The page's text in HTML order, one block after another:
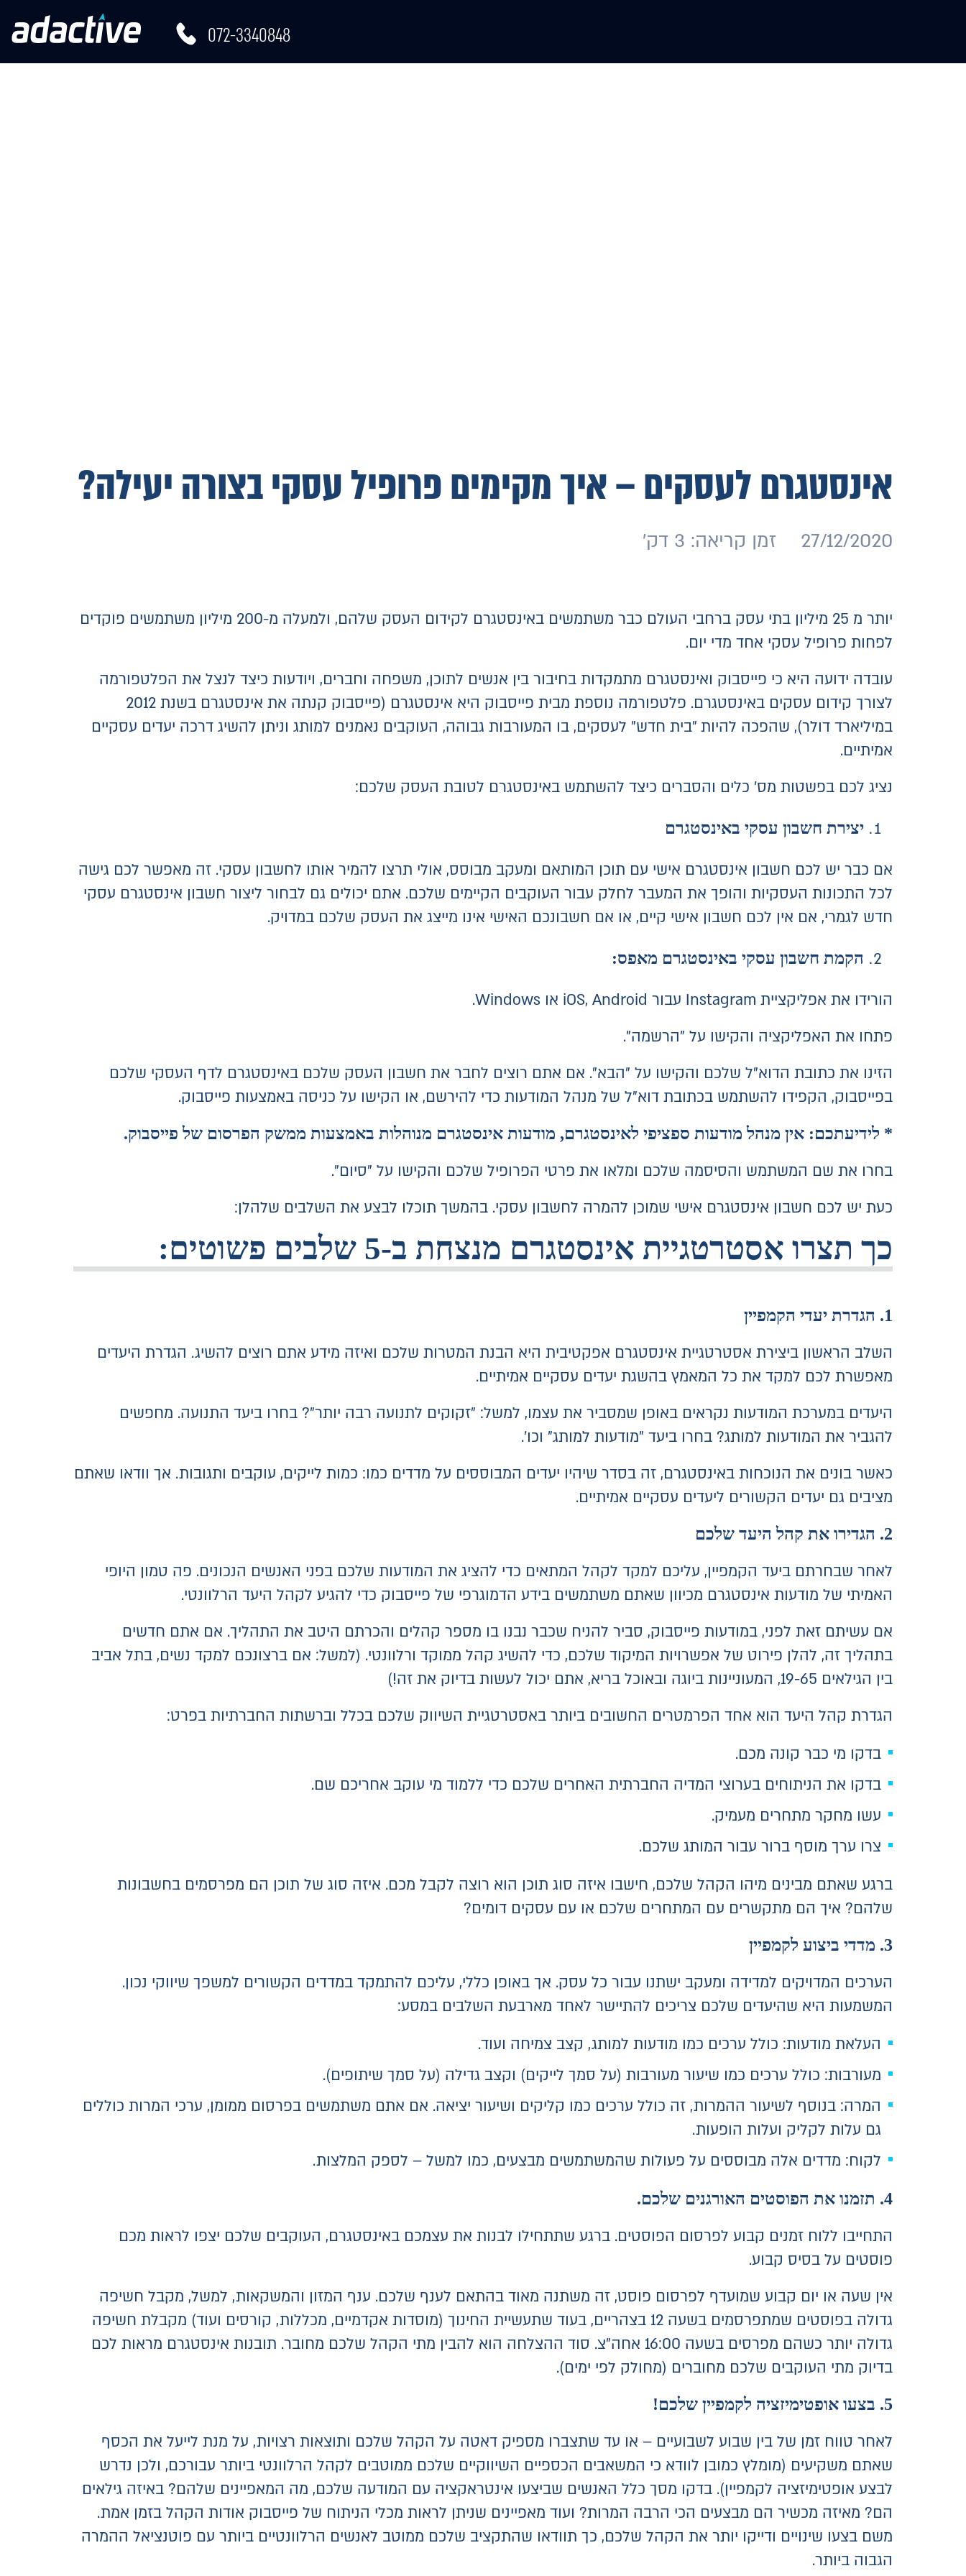
072-3340848
אינסטגרם לעסקים – איך מקימים פרופיל עסקי בצורה יעילה?
27/12/2020 זמן קריאה: 3 דק׳
יותר מ 25 מיליון בתי עסק ברחבי העולם כבר משתמשים באינסטגרם לקידום העסק שלהם, ולמעלה מ-200 מיליון משתמשים פוקדים
לפחות פרופיל עסקי אחד מדי יום.
עובדה ידועה היא כי פייסבוק ואינסטגרם מתמקדות בחיבור בין אנשים לתוכן, משפחה וחברים, ויודעות כיצד לנצל את הפלטפורמה
לצורך קידום עסקים באינסטגרם. פלטפורמה נוספת מבית פייסבוק היא אינסטגרם (פייסבוק קנתה את אינסטגרם בשנת 2012
במיליארד דולר), שהפכה להיות "בית חדש" לעסקים, בו המעורבות גבוהה, העוקבים נאמנים למותג וניתן להשיג דרכה יעדים עסקיים
אמיתיים.
נציג לכם בפשטות מס' כלים והסברים כיצד להשתמש באינסטגרם לטובת העסק שלכם:
יצירת חשבון עסקי באינסטגרם
אם כבר יש לכם חשבון אינסטגרם אישי עם תוכן המותאם ומעקב מבוסס, אולי תרצו להמיר אותו לחשבון עסקי. זה מאפשר לכם גישה
לכל התכונות העסקיות והופך את המעבר לחלק עבור העוקבים הקיימים שלכם. אתם יכולים גם לבחור ליצור חשבון אינסטגרם עסקי
חדש לגמרי, אם אין לכם חשבון אישי קיים, או אם חשבונכם האישי אינו מייצג את העסק שלכם במדויק.
הקמת חשבון עסקי באינסטגרם מאפס:
הורידו את אפליקציית Instagram עבור iOS, Android או Windows.
פתחו את האפליקציה והקישו על "הרשמה".
הזינו את כתובת הדוא"ל שלכם והקישו על "הבא". אם אתם רוצים לחבר את חשבון העסק שלכם באינסטגרם לדף העסקי שלכם
בפייסבוק, הקפידו להשתמש בכתובת דוא"ל של מנהל המודעות כדי להירשם, או הקישו על כניסה באמצעות פייסבוק.
* לידיעתכם: אין מנהל מודעות ספציפי לאינסטגרם, מודעות אינסטגרם מנוהלות באמצעות ממשק הפרסום של פייסבוק.
בחרו את שם המשתמש והסיסמה שלכם ומלאו את פרטי הפרופיל שלכם והקישו על "סיום".
כעת יש לכם חשבון אינסטגרם אישי שמוכן להמרה לחשבון עסקי. בהמשך תוכלו לבצע את השלבים שלהלן:
כך תצרו אסטרטגיית אינסטגרם מנצחת ב-5 שלבים פשוטים:
1. הגדרת יעדי הקמפיין
השלב הראשון ביצירת אסטרטגיית אינסטגרם אפקטיבית היא הבנת המטרות שלכם ואיזה מידע אתם רוצים להשיג. הגדרת היעדים
מאפשרת לכם למקד את כל המאמץ בהשגת יעדים עסקיים אמיתיים.
היעדים במערכת המודעות נקראים באופן שמסביר את עצמו, למשל: "זקוקים לתנועה רבה יותר"? בחרו ביעד התנועה. מחפשים
להגביר את המודעות למותג? בחרו ביעד "מודעות למותג" וכו'.
כאשר בונים את הנוכחות באינסטגרם, זה בסדר שיהיו יעדים המבוססים על מדדים כמו: כמות לייקים, עוקבים ותגובות. אך וודאו שאתם
מציבים גם יעדים הקשורים ליעדים עסקיים אמיתיים.
2. הגדירו את קהל היעד שלכם
לאחר שבחרתם ביעד הקמפיין, עליכם למקד לקהל המתאים כדי להציג את המודעות שלכם בפני האנשים הנכונים. פה טמון היופי
האמיתי של מודעות אינסטגרם מכיוון שאתם משתמשים בידע הדמוגרפי של פייסבוק כדי להגיע לקהל היעד הרלוונטי.
אם עשיתם זאת לפני, במודעות פייסבוק, סביר להניח שכבר נבנו בו מספר קהלים והכרתם היטב את התהליך. אם אתם חדשים
בתהליך זה, להלן פירוט של אפשרויות המיקוד שלכם, כדי להשיג קהל ממוקד ורלוונטי. (למשל: אם ברצונכם למקד נשים, בתל אביב
בין הגילאים 19-65, המעוניינות ביוגה ובאוכל בריא, אתם יכול לעשות בדיוק את זה!)
הגדרת קהל היעד הוא אחד הפרמטרים החשובים ביותר באסטרטגיית השיווק שלכם בכלל וברשתות החברתיות בפרט:
בדקו מי כבר קונה מכם.
בדקו את הניתוחים בערוצי המדיה החברתית האחרים שלכם כדי ללמוד מי עוקב אחריכם שם.
עשו מחקר מתחרים מעמיק.
צרו ערך מוסף ברור עבור המותג שלכם.
ברגע שאתם מבינים מיהו הקהל שלכם, חישבו איזה סוג תוכן הוא רוצה לקבל מכם. איזה סוג של תוכן הם מפרסמים בחשבונות
שלהם? איך הם מתקשרים עם המתחרים שלכם או עם עסקים דומים?
3. מדדי ביצוע לקמפיין
הערכים המדויקים למדידה ומעקב ישתנו עבור כל עסק. אך באופן כללי, עליכם להתמקד במדדים הקשורים למשפך שיווקי נכון.
המשמעות היא שהיעדים שלכם צריכים להתיישר לאחד מארבעת השלבים במסע:
העלאת מודעות: כולל ערכים כמו מודעות למותג, קצב צמיחה ועוד.
מעורבות: כולל ערכים כמו שיעור מעורבות (על סמך לייקים) וקצב גדילה (על סמך שיתופים).
המרה: בנוסף לשיעור ההמרות, זה כולל ערכים כמו קליקים ושיעור יציאה. אם אתם משתמשים בפרסום ממומן, ערכי המרות כוללים
גם עלות לקליק ועלות הופעות.
לקוח: מדדים אלה מבוססים על פעולות שהמשתמשים מבצעים, כמו למשל – לספק המלצות.
4. תזמנו את הפוסטים האורגנים שלכם.
התחייבו ללוח זמנים קבוע לפרסום הפוסטים. ברגע שתתחילו לבנות את עצמכם באינסטגרם, העוקבים שלכם יצפו לראות מכם
פוסטים על בסיס קבוע.
אין שעה או יום קבוע שמועדף לפרסום פוסט, זה משתנה מאוד בהתאם לענף שלכם. ענף המזון והמשקאות, למשל, מקבל חשיפה
גדולה בפוסטים שמתפרסמים בשעה 12 בצהריים, בעוד שתעשיית החינוך (מוסדות אקדמיים, מכללות, קורסים ועוד) מקבלת חשיפה
גדולה יותר כשהם מפרסים בשעה 16:00 אחה"צ. סוד ההצלחה הוא להבין מתי הקהל שלכם מחובר. תובנות אינסטגרם מראות לכם
בדיוק מתי העוקבים שלכם מחוברים (מחולק לפי ימים).
5. בצעו אופטימיזציה לקמפיין שלכם!
לאחר טווח זמן של בין שבוע לשבועיים – או עד שתצברו מספיק דאטה על הקהל שלכם ותוצאות רצויות, על מנת לייעל את הכסף
שאתם משקיעים (מומלץ כמובן לוודא כי המשאבים הכספיים השיווקיים שלכם ממוטבים לקהל הרלוונטי ביותר עבורכם, ולכן נדרש
לבצע אופטימיזציה לקמפיין). בדקו מסך כלל האנשים שביצעו אינטראקציה עם המודעה שלכם, מה המאפיינים שלהם? באיזה גילאים
הם? מאיזה מכשיר הם מבצעים הכי הרבה המרות? ועוד מאפיינים שניתן לראות מכלי הניתוח של פייסבוק אודות הקהל בזמן אמת.
משם בצעו שינויים ודייקו יותר את הקהל שלכם, כך תוודאו שהתקציב שלכם ממוטב לאנשים הרלוונטיים ביותר עם פוטנציאל ההמרה
הגבוה ביותר.